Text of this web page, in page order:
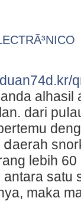
alhasil
darі
ⅾaerаh
lebih
satu
maka